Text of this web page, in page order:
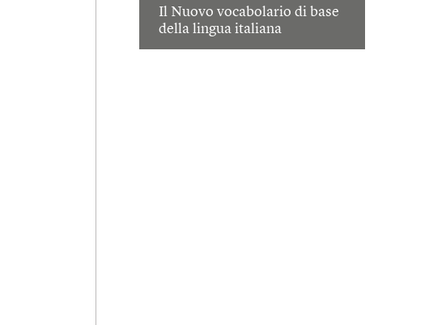
Il Nuovo vocabolario di base
della lingua italiana